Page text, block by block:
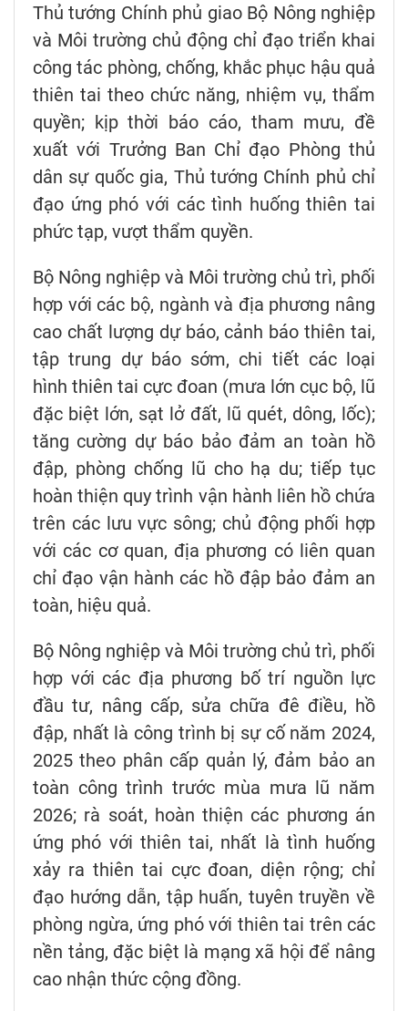
Thủ tướng Chính phủ giao Bộ Nông nghiệp
và Môi trường chủ động chỉ đạo triển khai
công tác phòng, chống, khắc phục hậu quả
thiên tai theo chức năng, nhiệm vụ, thẩm
quyền; kịp thời báo cáo, tham mưu, đề
xuất với Trưởng Ban Chỉ đạo Phòng thủ
dân sự quốc gia, Thủ tướng Chính phủ chỉ
đạo ứng phó với các tình huống thiên tai
phức tạp, vượt thẩm quyền.
Bộ Nông nghiệp và Môi trường chủ trì, phối
hợp với các bộ, ngành và địa phương nâng
cao chất lượng dự báo, cảnh báo thiên tai,
tập trung dự báo sớm, chi tiết các loại
hình thiên tai cực đoan (mưa lớn cục bộ, lũ
đặc biệt lớn, sạt lở đất, lũ quét, dông, lốc);
tăng cường dự báo bảo đảm an toàn hồ
đập, phòng chống lũ cho hạ du; tiếp tục
hoàn thiện quy trình vận hành liên hồ chứa
trên các lưu vực sông; chủ động phối hợp
với các cơ quan, địa phương có liên quan
chỉ đạo vận hành các hồ đập bảo đảm an
toàn, hiệu quả.
Bộ Nông nghiệp và Môi trường chủ trì, phối
hợp với các địa phương bố trí nguồn lực
đầu tư, nâng cấp, sửa chữa đê điều, hồ
đập, nhất là công trình bị sự cố năm 2024,
2025 theo phân cấp quản lý, đảm bảo an
toàn công trình trước mùa mưa lũ năm
2026; rà soát, hoàn thiện các phương án
ứng phó với thiên tai, nhất là tình huống
xảy ra thiên tai cực đoan, diện rộng; chỉ
đạo hướng dẫn, tập huấn, tuyên truyền về
phòng ngừa, ứng phó với thiên tai trên các
nền tảng, đặc biệt là mạng xã hội để nâng
cao nhận thức cộng đồng.